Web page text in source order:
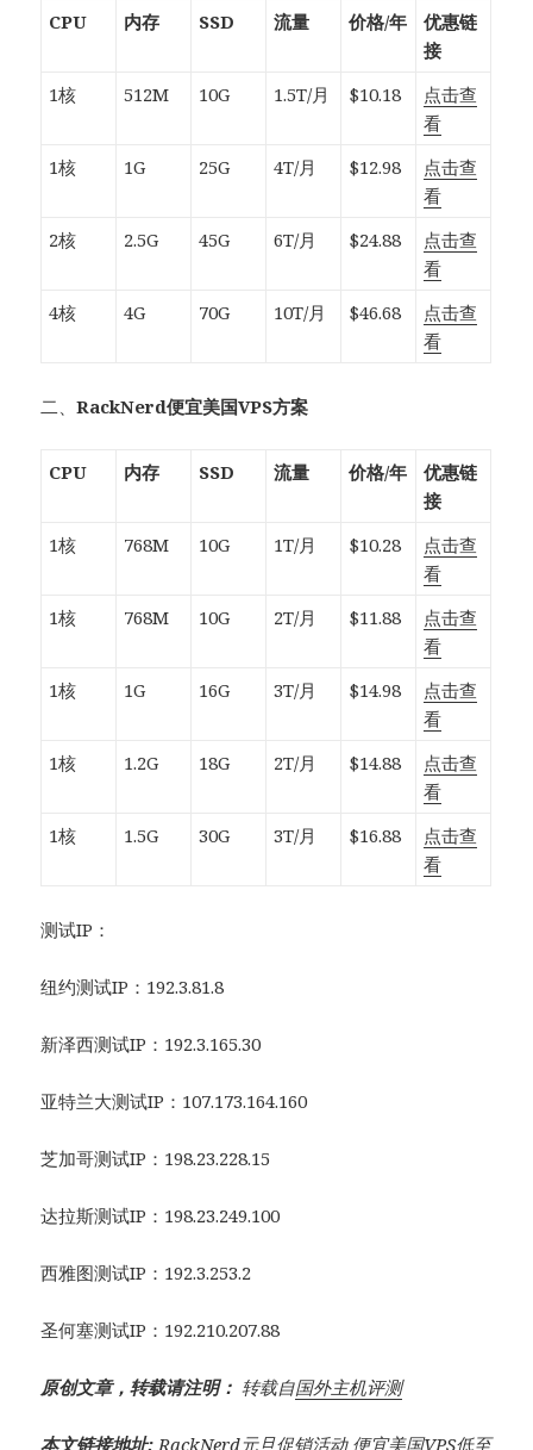
CPU 内存 SSD 流量 价格/年
优惠链
接
1核
512M 10G 1.5T/月 $10.18
点击查
看
1核
1G 25G 4T/月 $12.98
点击查
看
2核
2.5G 45G 6T/月 $24.88
点击查
看
4核
4G 70G 10T/月 $46.68
点击查
看
二、RackNerd便宜美国VPS方案
CPU 内存 SSD 流量 价格/年
优惠链
接
1核
768M 10G 1T/月 $10.28
点击查
看
1核
768M 10G 2T/月 $11.88
点击查
看
1核
1G 16G 3T/月 $14.98
点击查
看
1核
1.2G 18G 2T/月 $14.88
点击查
看
1核
1.5G 30G 3T/月 $16.88
点击查
看
测试IP：
纽约测试IP：192.3.81.8
新泽西测试IP：192.3.165.30
亚特兰大测试IP：107.173.164.160
芝加哥测试IP：198.23.228.15
达拉斯测试IP：198.23.249.100
西雅图测试IP：192.3.253.2
圣何塞测试IP：192.210.207.88
原创文章，转载请注明： 转载自国外主机评测
本文链接地址: RackNerd元旦促销活动 便宜美国VPS低至